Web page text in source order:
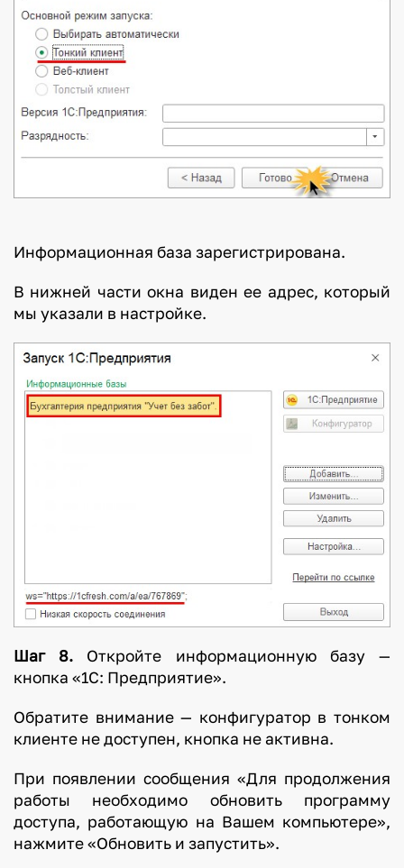
Информационная база зарегистрирована.
В нижней части окна виден ее адрес, который
мы указали в настройке.
Шаг 8. Откройте информационную базу —
кнопка «1С: Предприятие».
Обратите внимание — конфигуратор в тонком
клиенте не доступен, кнопка не активна.
При появлении сообщения «Для продолжения
работы необходимо обновить программу
доступа, работающую на Вашем компьютере»,
нажмите «Обновить и запустить».